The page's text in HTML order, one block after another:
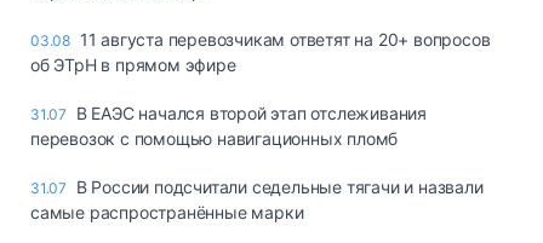
03.08 11 августа перевозчикам ответят на 20+ вопросов
об ЭТрН в прямом эфире
31.07
В ЕАЭС начался второй этап отслеживания
перевозок с помощью навигационных пломб
31.07
В России подсчитали седельные тягачи и назвали
самые распространённые марки